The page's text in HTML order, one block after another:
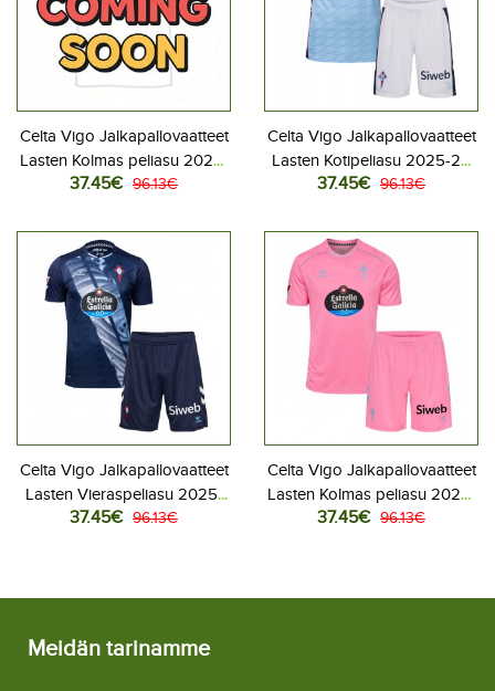
Celta Vigo Jalkapallovaatteet
Lasten Kolmas peliasu 2026-
27 Lyhythihainen (+ Lyhyet
37.45€ 96.13€
Celta Vigo Jalkapallovaatteet
Lasten Kotipeliasu 2025-26
Lyhythihainen (+ Lyhyet
37.45€ 96.13€
Celta Vigo Jalkapallovaatteet
Lasten Vieraspeliasu 2025-
26 Lyhythihainen (+ Lyhyet
37.45€ 96.13€
Celta Vigo Jalkapallovaatteet
Lasten Kolmas peliasu 2025-
26 Lyhythihainen (+ Lyhyet
37.45€ 96.13€
Meidän tarinamme